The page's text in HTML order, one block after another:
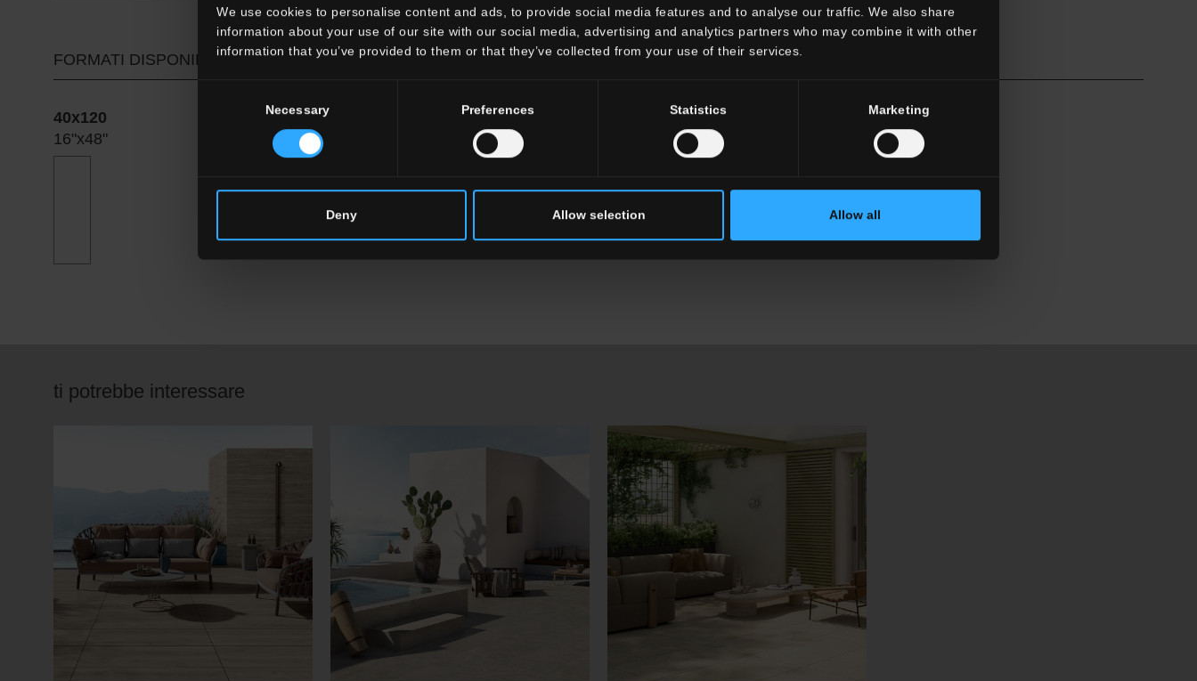
We use cookies to personalise content and ads, to provide social media features and to analyse our traffic. We also share
information about your use of our site with our social media, advertising and analytics partners who may combine it with other
information that you’ve provided to them or that they’ve collected from your use of their services.
Necessary Preferences Statistics Marketing
Deny Allow selection Allow all
FORMATI DISPONIBILI
40x120
16"x48"
ti potrebbe interessare